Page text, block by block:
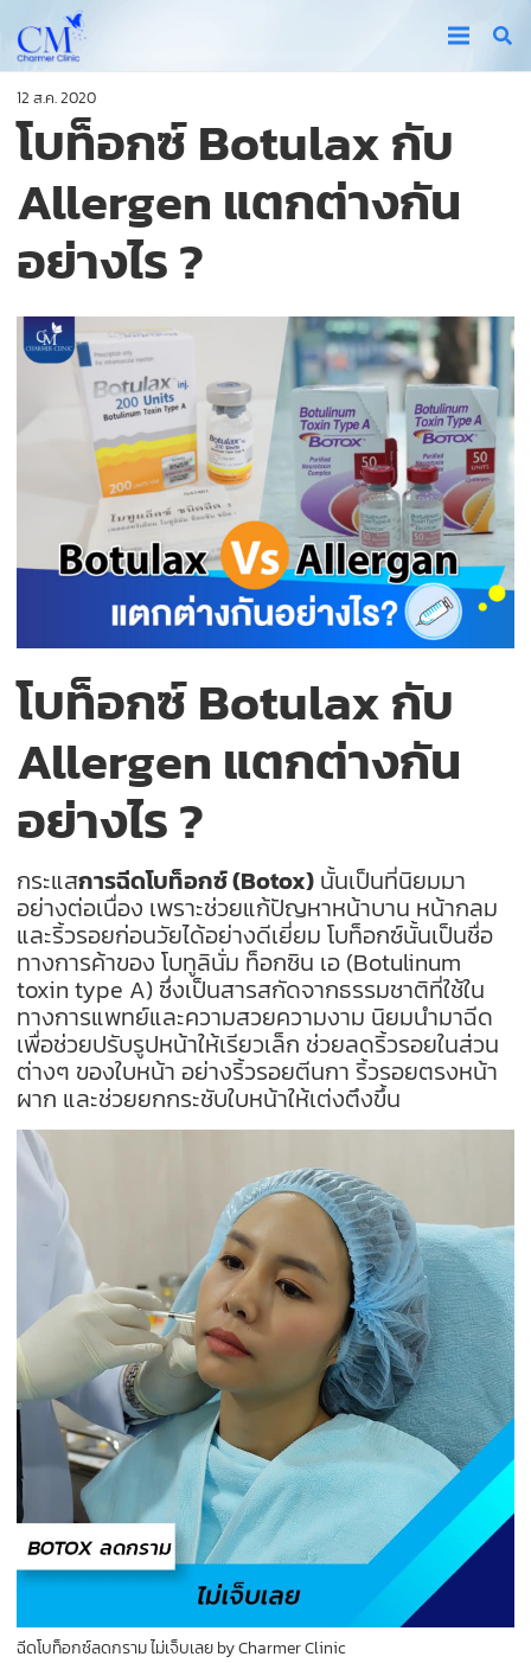
12 ส.ค. 2020
โบท็อกซ์ Botulax กับ
Allergen แตกต่างกัน
อย่างไร ?
โบท็อกซ์ Botulax กับ
Allergen แตกต่างกัน
อย่างไร ?
กระแสการฉีดโบท็อกซ์ (Botox) นั้นเป็นที่นิยมมา
อย่างต่อเนื่อง เพราะช่วยแก้ปัญหาหน้าบาน หน้ากลม
และริ้วรอยก่อนวัยได้อย่างดีเยี่ยม โบท็อกซ์นั้นเป็นชื่อ
ทางการค้าของ โบทูลินั่ม ท็อกซิน เอ (Botulinum
toxin type A) ซึ่งเป็นสารสกัดจากธรรมชาติที่ใช้ใน
ทางการแพทย์และความสวยความงาม นิยมนำมาฉีด
เพื่อช่วยปรับรูปหน้าให้เรียวเล็ก ช่วยลดริ้วรอยในส่วน
ต่างๆ ของใบหน้า อย่างริ้วรอยตีนกา ริ้วรอยตรงหน้า
ผาก และช่วยยกกระชับใบหน้าให้เต่งตึงขึ้น
ฉีดโบท็อกซ์ลดกราม ไม่เจ็บเลย by Charmer Clinic